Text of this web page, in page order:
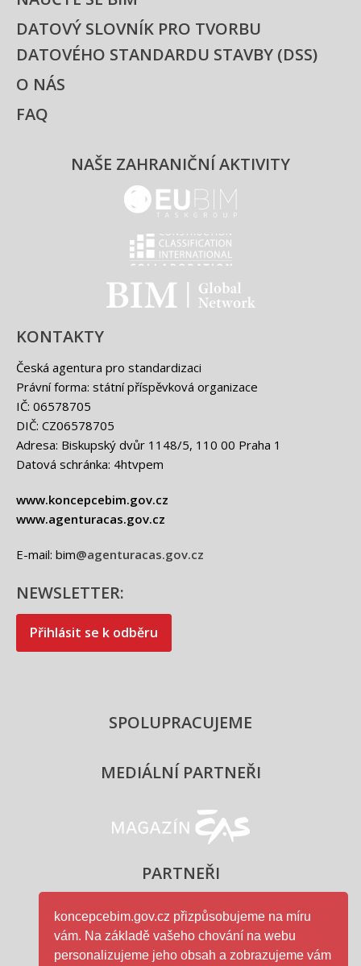
KONTAKTY
Česká agentura pro standardizaci
Právní forma: státní příspěvková organizace
IČ: 06578705
DIČ: CZ06578705
Adresa: Biskupský dvůr 1148/5, 110 00 Praha 1
Datová schránka: 4htvpem
www.koncepcebim.gov.cz
www.agenturacas.gov.cz
E-mail: bim@agenturacas.gov.cz
NEWSLETTER:
Přihlásit se k odběru
DATOVÝ SLOVNÍK PRO TVORBU
DATOVÉHO STANDARDU STAVBY (DSS)
O NÁS
FAQ
NAŠE ZAHRANIČNÍ AKTIVITY
EUBIM - logo
Classification international -
BIM - logo
SPOLUPRACUJEME
MEDIÁLNÍ PARTNEŘI
Magazín ČAS - logo
PARTNEŘI
Ministerstvo průmyslu a
koncepcebim.gov.cz přizpůsobujeme na míru
vám. Na základě vašeho chování na webu
personalizujeme jeho obsah a zobrazujeme vám